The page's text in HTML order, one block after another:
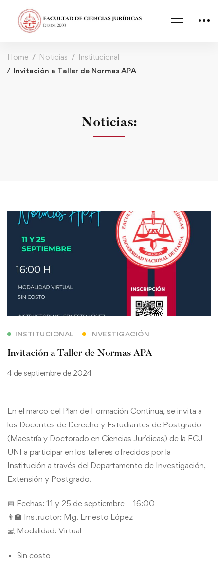
Home Noticias
Institucional
Invitación a Taller de Normas APA
Noticias:
INSTITUCIONAL INVESTIGACIÓN
Invitación a Taller de Normas APA
4 de septiembre de 2024
En el marco del Plan de Formación Continua, se invita a
los Docentes de Derecho y Estudiantes de Postgrado
(Maestría y Doctorado en Ciencias Jurídicas) de la FCJ –
UNI a participar en los talleres ofrecidos por la
Institución a través del Departamento de Investigación,
Extensión y Postgrado.
📅 Fechas: 11 y 25 de septiembre – 16:00
👨‍🏫 Instructor: Mg. Ernesto López
💻 Modalidad: Virtual
Sin costo